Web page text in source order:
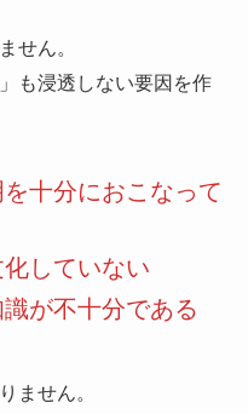
せん。
も浸透しない要因を作
十分におこなって
していない
が不十分である
ません。